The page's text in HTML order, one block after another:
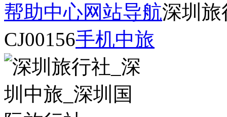
帮助中心网站导航深圳旅
CJ00156手机中旅